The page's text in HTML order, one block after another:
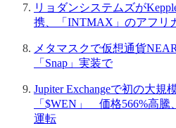
リョダンシステムズが
携、「INTMAX」のアフリ
メタマスクで仮想通貨
「Snap」実装で
Jupiter Exchangeで初の大規
「$WEN」 価格566%高騰
運転